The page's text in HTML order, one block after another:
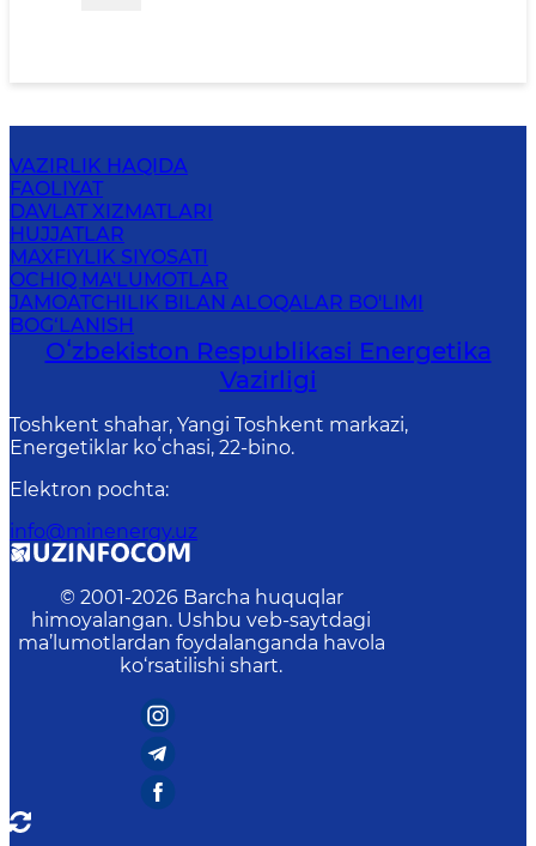
VAZIRLIK HAQIDA
FAOLIYAT
DAVLAT XIZMATLARI
HUJJATLAR
MAXFIYLIK SIYOSATI
OCHIQ MA'LUMOTLAR
JAMOATCHILIK BILAN ALOQALAR BO'LIMI
BOG‘LANISH
Oʻzbekiston Respublikasi Energetika
Vazirligi
Toshkent shahar, Yangi Toshkent markazi,
Energetiklar koʻchasi, 22-bino.
Elektron pochta:
info@minenergy.uz
© 2001-2026 Barcha huquqlar
himoyalangan. Ushbu veb-saytdagi
ma’lumotlardan foydalanganda havola
ko‘rsatilishi shart.